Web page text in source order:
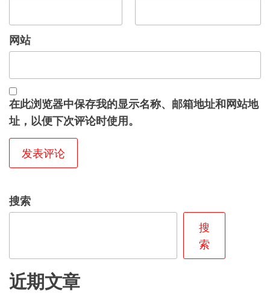
网站
在此浏览器中保存我的显示名称、邮箱地址和网站地
址，以便下次评论时使用。
搜索
搜
索
近期文章